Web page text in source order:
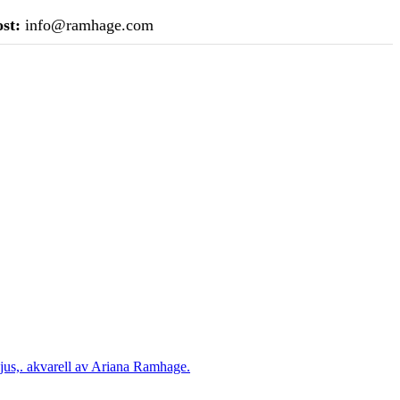
info@ramhage.com